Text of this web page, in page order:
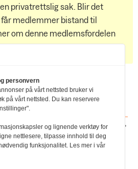
privatrettslig sak. Blir det
medlemmer bistand til
om denne medlemsfordelen
Skriv ut
NESTE ARTIKKEL
Årsmøte med
teambuilding
personvern
på vårt nettsted bruker vi
på vårt nettsted. Du kan reservere
og lignende verktøy for
nettlesere, tilpasse innhold til deg
funksjonalitet. Les mer i vår